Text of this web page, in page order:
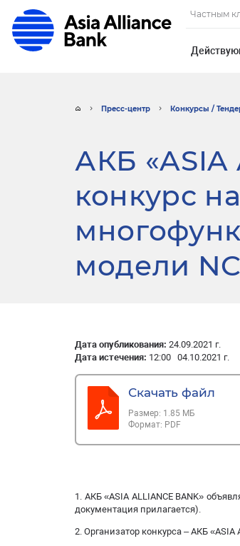
Частным
Пресс-центр Конкурсы /
АКБ «ASIA
конкурс
модели
Дата опубликования: 24.09.2021 г.
Дата истечения: 12:00 04.10.2021 г.
Скачать файл
Размер: 1.85 МБ
Формат: PDF
1. АКБ «ASIA ALLIANCE BANK»
документация прилагается).
2. Организатор конкурса – АКБ